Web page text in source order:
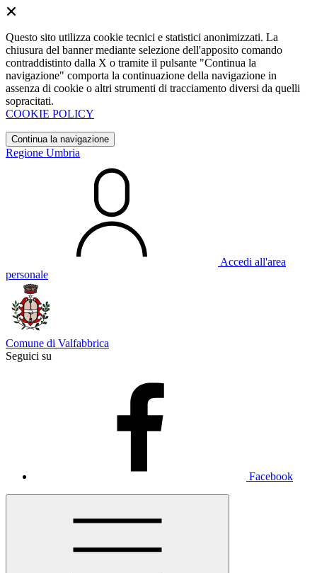
Questo sito utilizza cookie tecnici e statistici anonimizzati. La
chiusura del banner mediante selezione dell'apposito comando
contraddistinto dalla X o tramite il pulsante "Continua la
navigazione" comporta la continuazione della navigazione in
assenza di cookie o altri strumenti di tracciamento diversi da quelli
sopracitati.
COOKIE POLICY
Continua la navigazione
Regione Umbria
Accedi all'area
personale
Comune di Valfabbrica
Seguici su
Facebook